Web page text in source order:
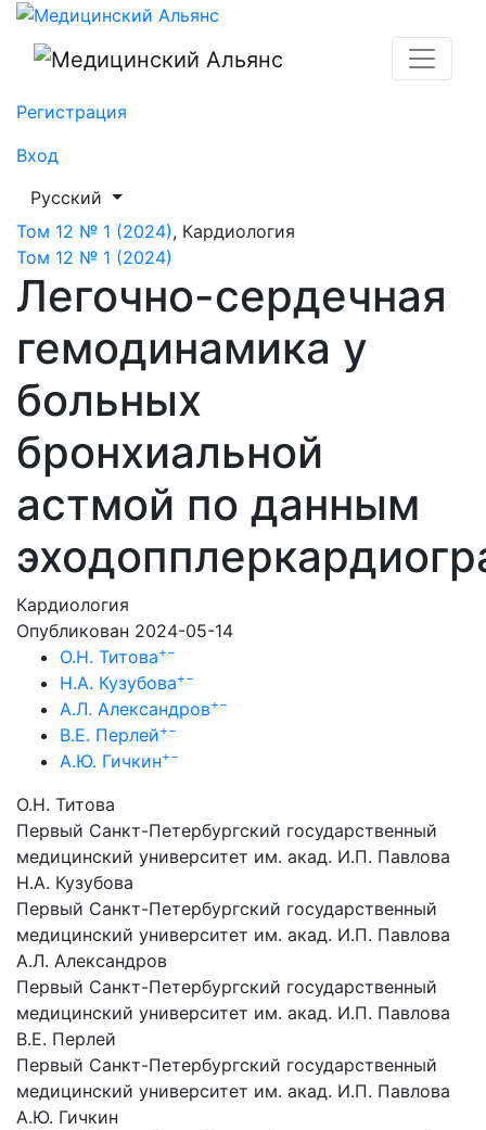
Легочно-сердечная гемодинамика у больных
Регистрация
Вход
##plugins.themes.healthSciences.language.toggle##
Русский
Том 12 № 1 (2024), Кардиология
Том 12 № 1 (2024)
Легочно-сердечная
гемодинамика у
больных
бронхиальной
астмой по данным
Кардиология
Опубликован 2024-05-14
О.Н. Титова+−
Н.А. Кузубова+−
А.Л. Александров+−
В.Е. Перлей+−
А.Ю. Гичкин+−
О.Н. Титова
Первый Санкт-Петербургский государственный
медицинский университет им. акад. И.П. Павлова
Н.А. Кузубова
Первый Санкт-Петербургский государственный
медицинский университет им. акад. И.П. Павлова
А.Л. Александров
Первый Санкт-Петербургский государственный
медицинский университет им. акад. И.П. Павлова
В.Е. Перлей
Первый Санкт-Петербургский государственный
медицинский университет им. акад. И.П. Павлова
А.Ю. Гичкин